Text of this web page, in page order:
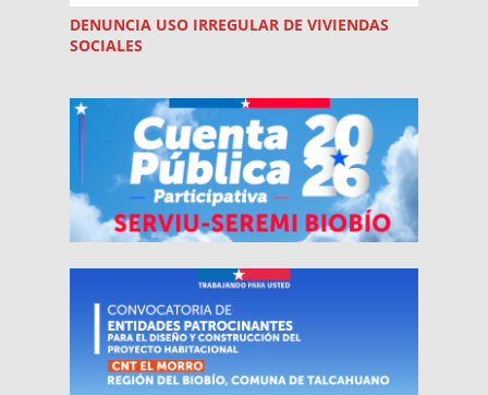
DENUNCIA USO IRREGULAR DE VIVIENDAS
SOCIALES